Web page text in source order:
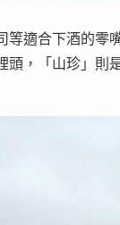
適合下酒的零
，「山珍」則